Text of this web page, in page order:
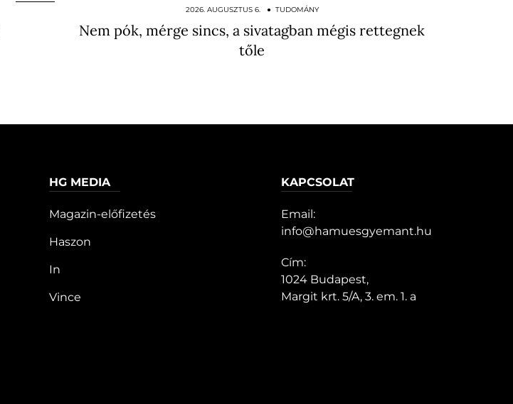
2026. AUGUSZTUS 6. ● TUDOMÁNY
Nem pók, mérge sincs, a sivatagban mégis rettegnek
tőle
HG MEDIA
Magazin-előfizetés
Haszon
In
Vince
KAPCSOLAT
Email:
info@hamuesgyemant.hu
Cím:
1024 Budapest,
Margit krt. 5/A, 3. em. 1. a